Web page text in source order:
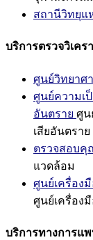
สถานีวิทยุแ
บริการตรวจวิเค
ศูนย์วิทยาศ
ศูนย์ความเ
อันตราย ศูน
เสียอันตราย
ตรวจสอบคุ
แวดล้อม
ศูนย์เครื่อง
ศูนย์เครื่อง
บริการทางการแ